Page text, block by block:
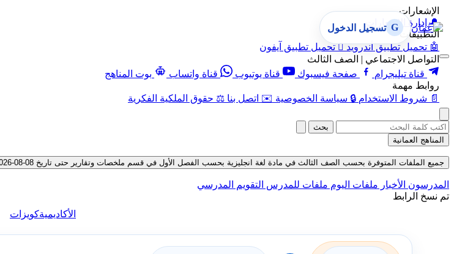
الإشعارات
🔔 إدارة الإشعارات
التطبيقات
🤖 تحميل تطبيق أندرويد  تحميل تطبيق آيفون
التواصل الاجتماعي | الصف الثالث
قناة تيليجرام
صفحة فيسبوك قناة يوتيوب قناة واتساب
بوت المناهج
روابط مهمة
📄 شروط الاستخدام 🔒 سياسة الخصوصية ✉️ اتصل بنا ⚖️ حقوق الملكية الفكرية
G تسجيل الدخول
بحث
المناهج العمانية
جميع الملفات المتوفرة بحسب الصف الثالث في مادة لغة انجليزية بحسب الفصل الأول في قسم ملخصات وتقارير حتى تاريخ 08-08-2026
المدرسون الأخبار ملفات اليوم ملفات للمدرس التقويم المدرسي
تم نسخ الرابط
الأكاديميةكويزات